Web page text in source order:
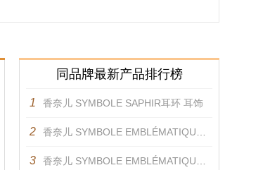
同品牌最新产品排行榜
1 香奈儿 SYMBOLE SAPHIR耳环 耳饰
2 香奈儿 SYMBOLE EMBLÉMATIQUE蓝色戒指 戒指
3 香奈儿 SYMBOLE EMBLÉMATIQUE戒指 戒指